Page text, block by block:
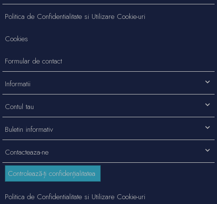
Contacteaza-ne
Politica de Confidentialitate si Utilizare Cookie-uri
Cookies
Formular de contact
Informatii
Contul tau
Buletin informativ
Controlează-ți confidențialitatea
Politica de Confidentialitate si Utilizare Cookie-uri